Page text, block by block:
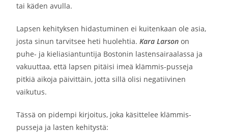
tai käden avulla.
Lapsen kehityksen hidastuminen ei kuitenkaan ole asia,
josta sinun tarvitsee heti huolehtia.Kara Larson on
puhe- ja kieliasiantuntija Bostonin lastensairaalassa ja
vakuuttaa, että lapsen pitäisi imeä klämmis-pusseja
pitkiä aikoja päivittäin, jotta sillä olisi negatiivinen
vaikutus.
Tässä on pidempi kirjoitus, joka käsittelee klämmis-
pusseja ja lasten kehitystä: